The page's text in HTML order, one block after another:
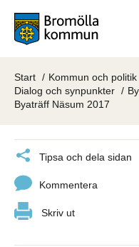
Start Kommun och politik
Dialog och synpunkter
Byaträff Näsum 2017
Tipsa och dela sidan
Kommentera
Skriv ut